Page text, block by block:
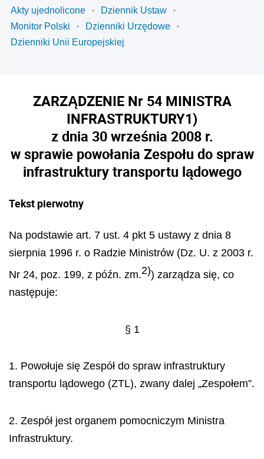
Akty ujednolicone
Dziennik Ustaw
Monitor Polski
Dzienniki Urzędowe
Dzienniki Unii Europejskiej
ZARZĄDZENIE Nr 54 MINISTRA
INFRASTRUKTURY1)
z dnia 30 września 2008 r.
w sprawie powołania Zespołu do spraw
infrastruktury transportu lądowego
Tekst pierwotny
Na podstawie art. 7 ust. 4 pkt 5 ustawy z dnia 8
sierpnia 1996 r. o Radzie Ministrów (Dz. U. z 2003 r.
Nr 24, poz. 199, z późn. zm.2)) zarządza się, co
następuje:
§ 1
1. Powołuje się Zespół do spraw infrastruktury
transportu lądowego (ZTL), zwany dalej „Zespołem”.
2. Zespół jest organem pomocniczym Ministra
Infrastruktury.